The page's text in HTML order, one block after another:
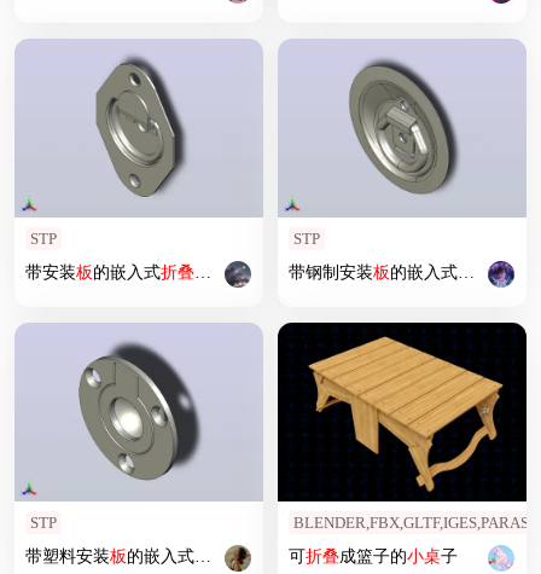
STP
带安装板的嵌入式折叠拉手
STP
带钢制安装板的嵌入式折叠把手
STP
带塑料安装板的嵌入式折叠把手 可折叠成篮子的小桌子